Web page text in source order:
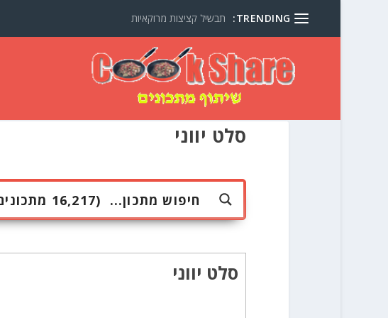
TRENDING: תבשיל קציצות מרוקאיות
סלט יווני
סלט יווני